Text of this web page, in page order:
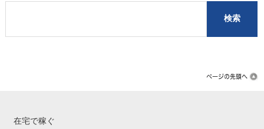
在宅で稼ぐ